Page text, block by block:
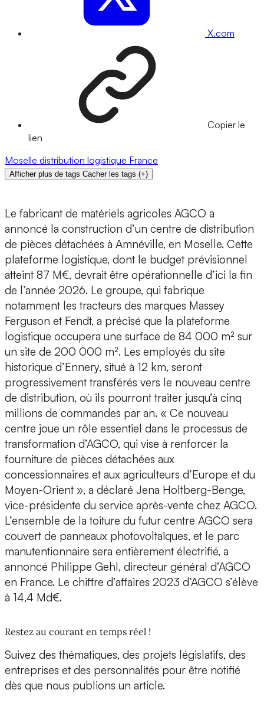
X.com
Copier le
lien
Moselle distribution logistique France
Afficher plus de tags Cacher les tags (+)
Le fabricant de matériels agricoles AGCO a
annoncé la construction d’un centre de distribution
de pièces détachées à Amnéville, en Moselle. Cette
plateforme logistique, dont le budget prévisionnel
atteint 87 M€, devrait être opérationnelle d’ici la fin
de l’année 2026. Le groupe, qui fabrique
notamment les tracteurs des marques Massey
Ferguson et Fendt, a précisé que la plateforme
logistique occupera une surface de 84 000 m² sur
un site de 200 000 m². Les employés du site
historique d’Ennery, situé à 12 km, seront
progressivement transférés vers le nouveau centre
de distribution, où ils pourront traiter jusqu’à cinq
millions de commandes par an. « Ce nouveau
centre joue un rôle essentiel dans le processus de
transformation d’AGCO, qui vise à renforcer la
fourniture de pièces détachées aux
concessionnaires et aux agriculteurs d’Europe et du
Moyen-Orient », a déclaré Jena Holtberg-Benge,
vice-présidente du service après-vente chez AGCO.
L’ensemble de la toiture du futur centre AGCO sera
couvert de panneaux photovoltaïques, et le parc
manutentionnaire sera entièrement électrifié, a
annoncé Philippe Gehl, directeur général d’AGCO
en France. Le chiffre d’affaires 2023 d’AGCO s’élève
à 14,4 Md€.
Restez au courant en temps réel !
Suivez des thématiques, des projets législatifs, des
entreprises et des personnalités pour être notifié
dès que nous publions un article.